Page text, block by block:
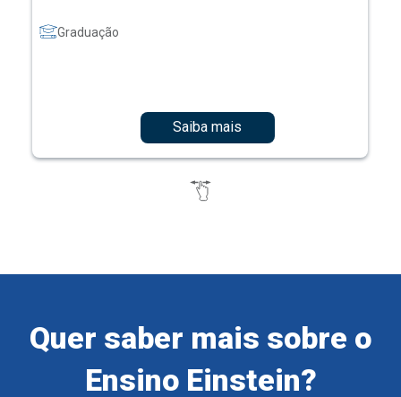
Graduação
Saiba mais
Quer saber mais sobre o
Ensino Einstein?